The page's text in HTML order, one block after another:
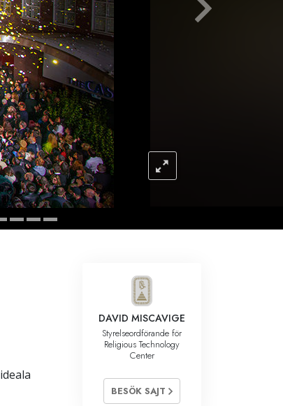
Barn
Verktyg för arbetslivet
Etik och tillstånden
Orsaken till undertryckande
Undersökningar
Organiseringens grunder
Grunderna i public relations
Targets och mål
Studieteknologin
DAVID MISCAVIGE
Styrelseordförande för
Religious Technology
Center
BESÖK SAJT